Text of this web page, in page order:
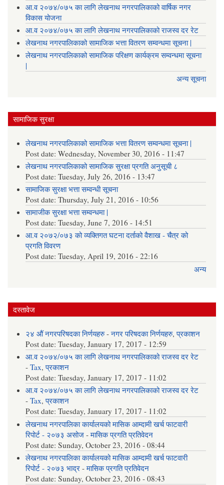
आ.व २०७४/०७५ का लागि लेखनाथ नगरपालिकाको वार्षिक नगर
विकास योजना
आ.व २०७४/०७५ का लागि लेखनाथ नगरपालिकाको राजस्व दर रेट
लेखनाथ नगरपालिकाको सामाजिक भत्ता वितरण सम्वन्धमा सूचना |
लेखनाथ नगरपालिकाको सामाजिक परिक्षण कार्यक्रम सम्वन्धमा सूचना
|
अन्य सूचना
सामाजिक सुरक्षा
लेखनाथ नगरपालिकाको सामाजिक भत्ता वितरण सम्वन्धमा सूचना |
Post date:Wednesday, November 30, 2016 - 11:47
लेखनाथ नगरपालिकाको सामाजिक सुरक्षा प्रगति अनुसूची ८
Post date:Tuesday, July 26, 2016 - 13:47
सामाजिक सुरक्षा भत्ता सम्वन्धी सूचना
Post date:Thursday, July 21, 2016 - 10:56
सामाजीक सुरक्षा भत्ता सम्वन्धमा |
Post date:Tuesday, June 7, 2016 - 14:51
आ.व २०७२/०७३ को व्यक्तिगत घटना दर्ताको वैशाख - चैत्र को
प्रगति विवरण
Post date:Tuesday, April 19, 2016 - 22:16
अन्य
दस्तावेज
२४ औं नगरपरिषदका निर्णयहरु-नगर परिषदका निर्णयहरु,प्रकाशन
Post date:Tuesday, January 17, 2017 - 12:59
आ.व २०७४/०७५ का लागि लेखनाथ नगरपालिकाको राजस्व दर रेट
-Tax,प्रकाशन
Post date:Tuesday, January 17, 2017 - 11:02
आ.व २०७४/०७५ का लागि लेखनाथ नगरपालिकाको राजस्व दर रेट
-Tax,प्रकाशन
Post date:Tuesday, January 17, 2017 - 11:02
लेखनाथ नगरपालिका कार्यालयको मासिक आम्दामी खर्च फाटवारी
रिपोर्ट - २०७३ असोज -मासिक प्रगति प्रतिवेदन
Post date:Sunday, October 23, 2016 - 08:44
लेखनाथ नगरपालिका कार्यालयको मासिक आम्दामी खर्च फाटवारी
रिपोर्ट - २०७३ भाद्र-मासिक प्रगति प्रतिवेदन
Post date:Sunday, October 23, 2016 - 08:43